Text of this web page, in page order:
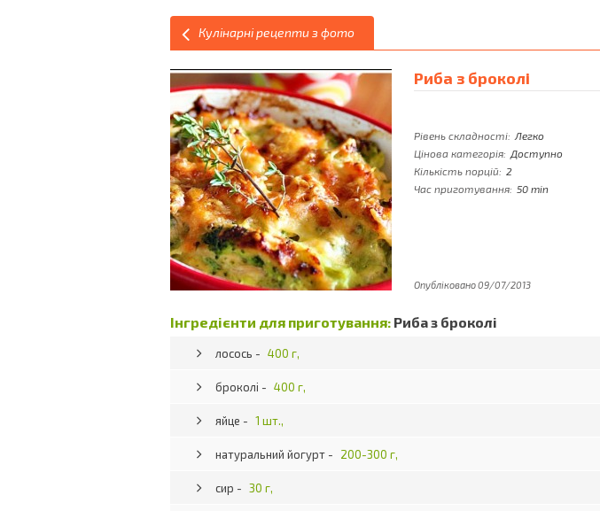
Кулінарні рецепти з фото
Риба з броколі
Рівень складності: Легко
Цінова категорія: Доступно
Кількість порцій: 2
Час приготування: 50 min
Опубліковано 09/07/2013
Інгредієнти для приготування: Риба з броколі
лосось - 400 г,
броколі - 400 г,
яйце - 1 шт.,
натуральний йогурт - 200-300 г,
сир - 30 г,